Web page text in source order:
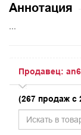
Аннотация
...
Продавец:
(267 продаж с